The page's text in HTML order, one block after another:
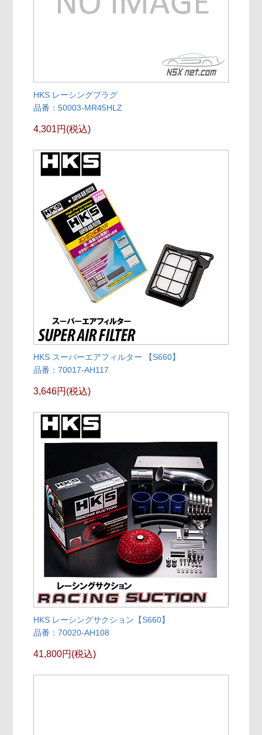
HKS レーシングプラグ
品番：50003-MR45HLZ
4,301円(税込)
HKS スーパーエアフィルター 【S660】
品番：70017-AH117
3,646円(税込)
HKS レーシングサクション【S660】
品番：70020-AH108
41,800円(税込)